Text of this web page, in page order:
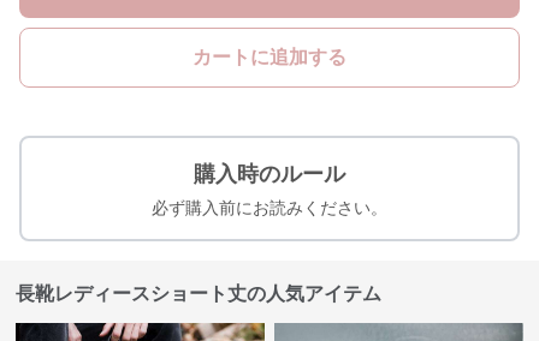
カートに追加する
購入時のルール
必ず購入前にお読みください。
長靴レディースショート丈の人気アイテム